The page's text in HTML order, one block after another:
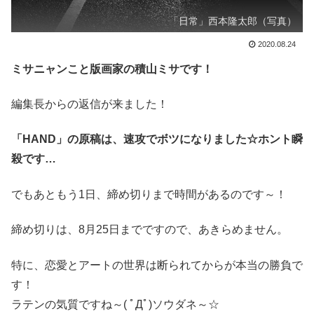
「日常」西本隆太郎（写真）
2020.08.24
ミサニャンこと版画家の積山ミサです！
編集長からの返信が来ました！
「HAND」の原稿は、速攻でボツになりました☆ホント瞬
殺です…
でもあともう1日、締め切りまで時間があるのです～！
締め切りは、8月25日までですので、あきらめません。
特に、恋愛とアートの世界は断られてからが本当の勝負で
す！
ラテンの気質ですね～( ﾟДﾟ)ソウダネ～☆